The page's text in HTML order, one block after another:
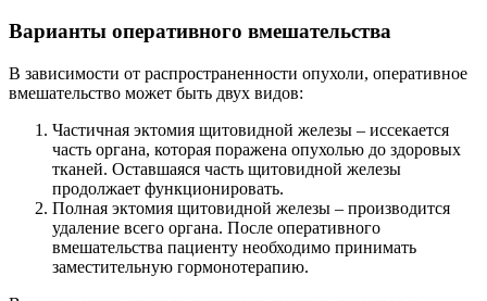
Варианты оперативного вмешательства
В зависимости от распространенности опухоли, оперативное
вмешательство может быть двух видов:
Частичная эктомия щитовидной железы – иссекается
часть органа, которая поражена опухолью до здоровых
тканей. Оставшаяся часть щитовидной железы
продолжает функционировать.
Полная эктомия щитовидной железы – производится
удаление всего органа. После оперативного
вмешательства пациенту необходимо принимать
заместительную гормонотерапию.